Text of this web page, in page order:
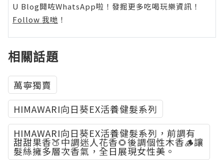
U Blog開咗WhatsApp啦！發掘更多吃喝玩樂資訊！
Follow 我哋 ！
相關話題
萬寧獨賣
HIMAWARI向日葵EX活養健髮系列
HIMAWARI向日葵EX活養健髮系列，前調有
甜甜果香🍑中調迷人花香🌻後調個性木香🪵讓
髮絲擁多層次香氣，全日展現女性美。